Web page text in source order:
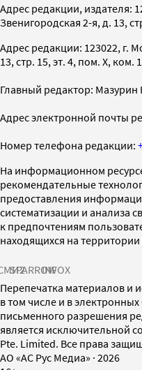
Адрес редакции, издателя:
Звенигородская 2-я, д. 13,
Адрес редакции: 123022, г.
13, стр. 15, эт. 4, пом. X, ком. 1
Главный редактор:
Адрес электронной почты
Номер телефона редакции:
На информационном
рекомендательные
предоставления
систематизации и анализа
к предпочтениям
находящихся на
SPARROWINFOX
Перепечатка материалов и
в том числе и в
письменного разрешения
является исключительной
Pte. Limited. Все права
AO «АС Рус Медиа» · 2026